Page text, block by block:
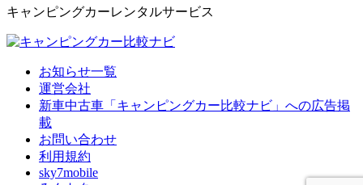
キャンピングカーレンタルサービス
お知らせ一覧
運営会社
新車中古車「キャンピングカー比較ナビ」への広告掲
載
お問い合わせ
利用規約
sky7mobile